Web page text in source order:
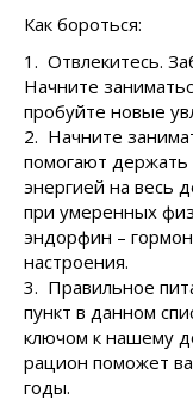
Как бороться:
1. Отвлекитесь.
Начните
пробуйте новые
2. Начните
помогают держать
энергией на весь
при умеренных
эндорфин –
настроения.
3. Правильное
пункт в данном
ключом к нашему
рацион поможет
годы.